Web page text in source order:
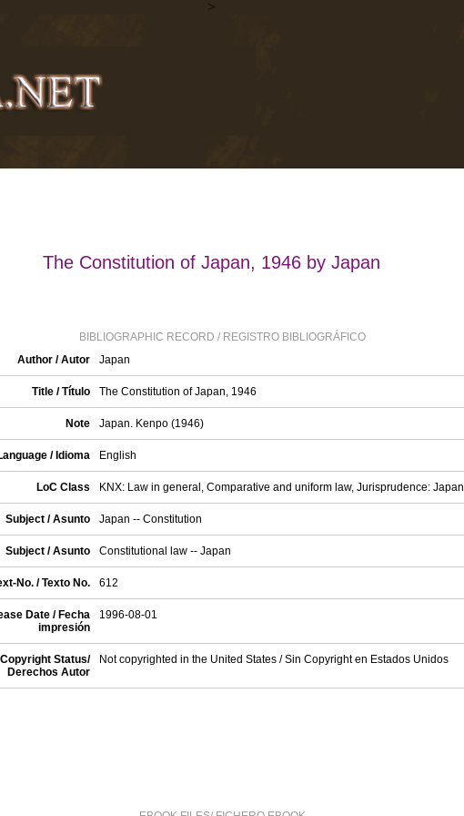
>
The Constitution of Japan, 1946 by Japan
BIBLIOGRAPHIC RECORD / REGISTRO BIBLIOGRÁFICO
Author / Autor
Japan
Title / Título The Constitution of Japan, 1946
Note Japan. Kenpo (1946)
/ Idioma English
LoC Class KNX: Law in general, Comparative and uniform law, Jurisprudence: Japan
Subject / Asunto Japan -- Constitution
Subject / Asunto Constitutional law -- Japan
No. / Texto No. 612
Date / Fecha
impresión
1996-08-01
Copyright Status/
Derechos Autor
Not copyrighted in the United States / Sin Copyright en Estados Unidos